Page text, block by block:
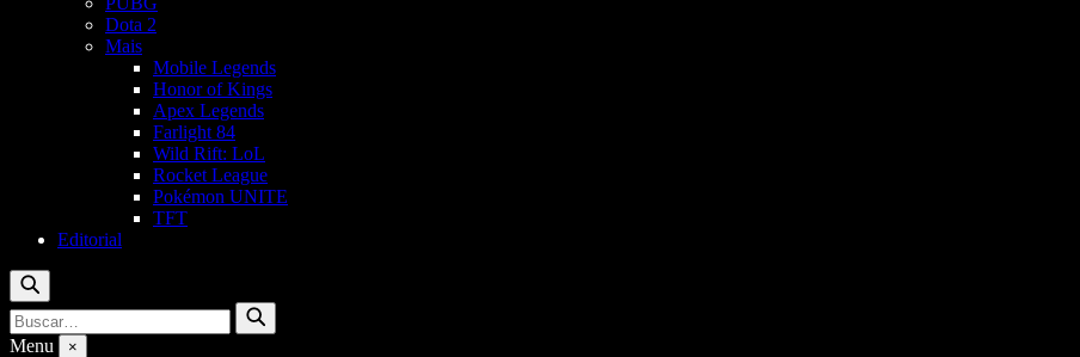
Dota 2
Mais
Mobile Legends
Honor of Kings
Apex Legends
Farlight 84
Wild Rift: LoL
Rocket League
Pokémon UNITE
TFT
Editorial
Buscar
Buscar
por:
Buscar
Menu ×